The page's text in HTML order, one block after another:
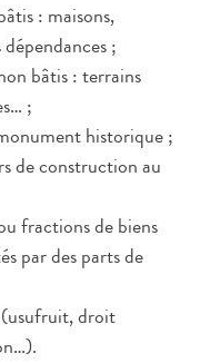
: maisons,
;
bâtis : terrains
;
historique ;
de construction au
fractions de biens
par des parts de
droit